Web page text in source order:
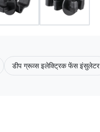
डीप ग्रूव्स इलेक्ट्रिक फेंस इंसुलेटर